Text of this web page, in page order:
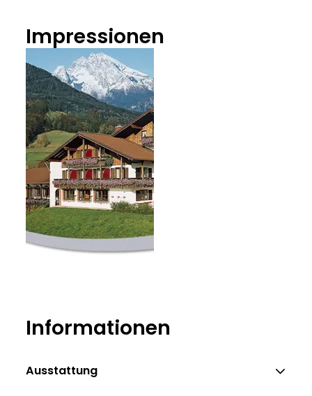
Impressionen
Informationen
Ausstattung